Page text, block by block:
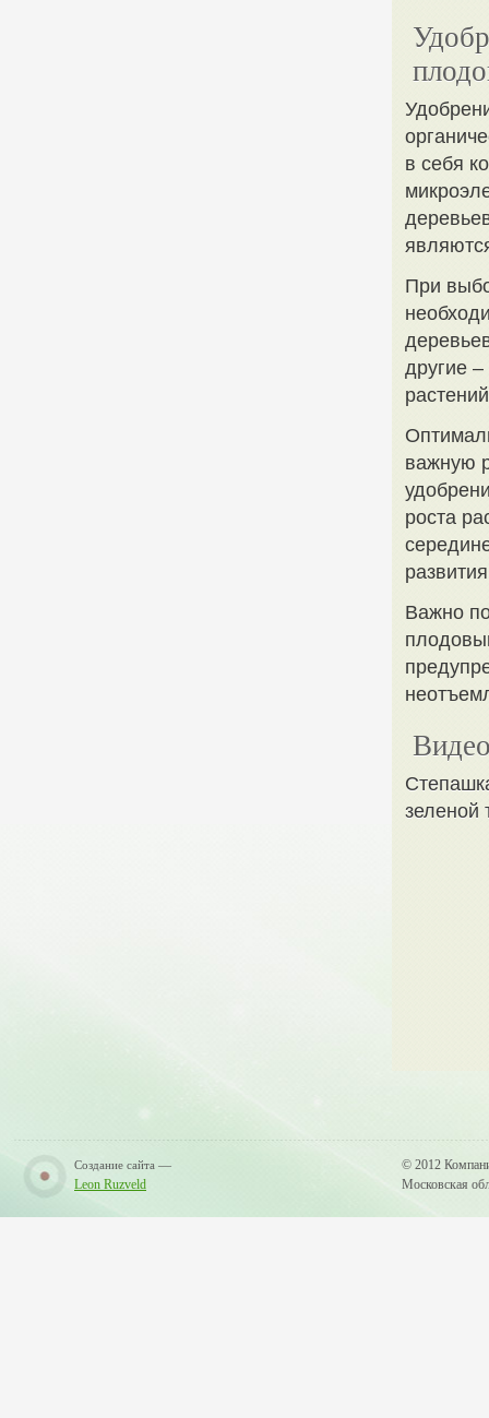
в себя
При
другие
важную
роста
Важно
зеленой
Создание сайта —
Leon Ruzveld
© 2012
Московская